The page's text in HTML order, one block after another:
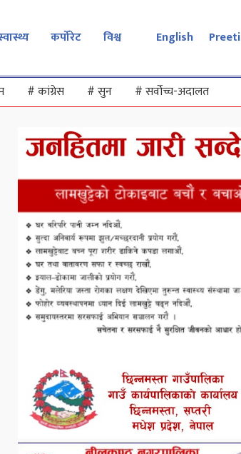
कर्पोरेट विश्व English Preeti
#कांग्रेस #सुन #सर्वोच्च-अदालत